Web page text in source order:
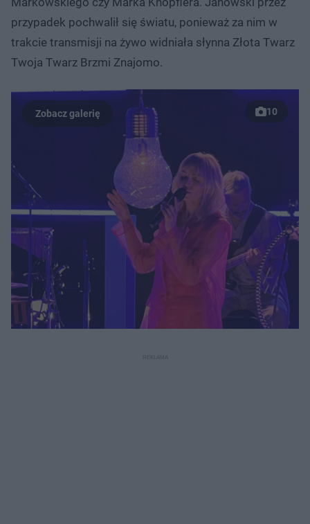
przypadek pochwalił się światu, ponieważ za nim w
trakcie transmisji na żywo widniała słynna Złota Twarz
Twoja Twarz Brzmi Znajomo.
10